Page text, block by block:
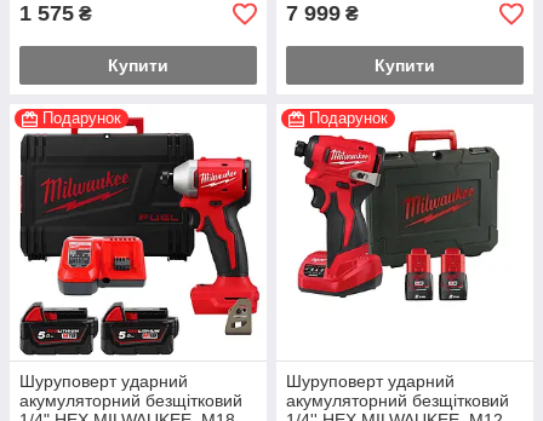
1 575 ₴
Купити
7 999 ₴
Купити
Подарунок
Шуруповерт ударний
акумуляторний безщітковий
Подарунок
Шуруповерт ударний
акумуляторний безщітковий